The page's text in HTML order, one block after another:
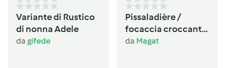
Variante di Rustico
di nonna Adele
da gifede
Pissaladière /
focaccia croccante
provenzale alle
da Magat